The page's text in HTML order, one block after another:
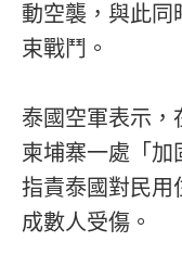
動空襲，與此同
束戰鬥。
泰國空軍表示，
柬埔寨一處「加
指責泰國對民用
成數人受傷。